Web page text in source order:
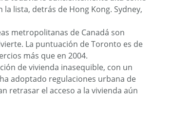
lista, detrás de Hong Kong. Sydney,
metropolitanas de Canadá son
La puntuación de Toronto es de
más que en 2004.
de vivienda inasequible, con un
adoptado regulaciones urbana de
retrasar el acceso a la vivienda aún